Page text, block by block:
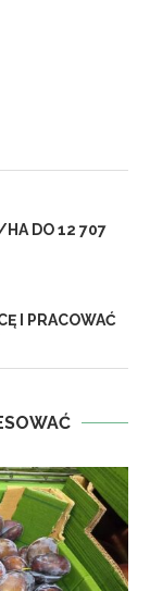
HA DO 12 707
I PRACOWAĆ